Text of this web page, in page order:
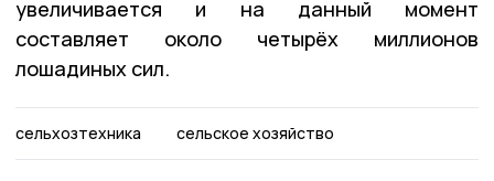
увеличивается и на данный момент
составляет около четырёх миллионов
лошадиных сил.
сельхозтехника сельское хозяйство